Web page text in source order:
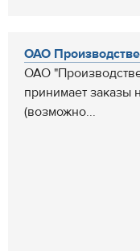
ОАО
ОАО
принимает заказы
(возможно...